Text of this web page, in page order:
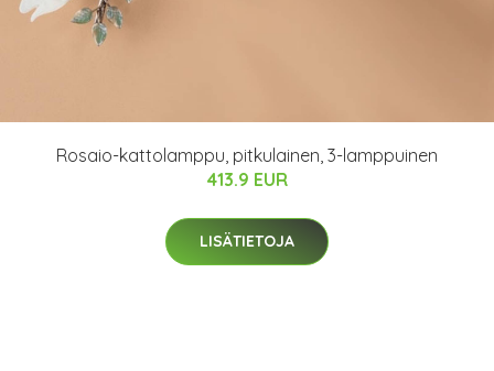
Rosaio-kattolamppu, pitkulainen, 3-lamppuinen
413.9 EUR
LISÄTIETOJA